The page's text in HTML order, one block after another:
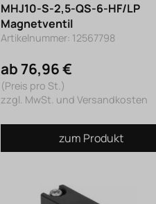
MHJ10-S-2,5-QS-6-HF/LP
Magnetventil
Artikelnummer: 12567798
ab 76,96 €
(Preis pro St.)
zzgl. MwSt. und Versandkosten
zum Produkt